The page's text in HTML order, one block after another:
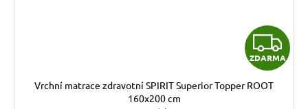
Z
D
ZDARMA
Vrchní matrace zdravotní SPIRIT Superior Topper ROOT
160x200 cm